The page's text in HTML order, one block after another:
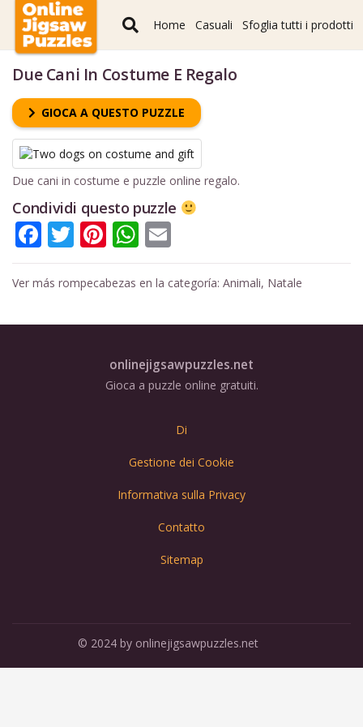
Home Casuali Sfoglia tutti i prodotti
Due Cani In Costume E Regalo
GIOCA A QUESTO PUZZLE
Due cani in costume e puzzle online regalo.
Condividi questo puzzle
Facebook
Twitter
Pinterest
WhatsApp
Ver más rompecabezas en la categoría:Animali, Natale
onlinejigsawpuzzles.net
Gioca a puzzle online gratuiti.
Di
Gestione dei Cookie
Informativa sulla Privacy
Contatto
Sitemap
© 2024 by onlinejigsawpuzzles.net